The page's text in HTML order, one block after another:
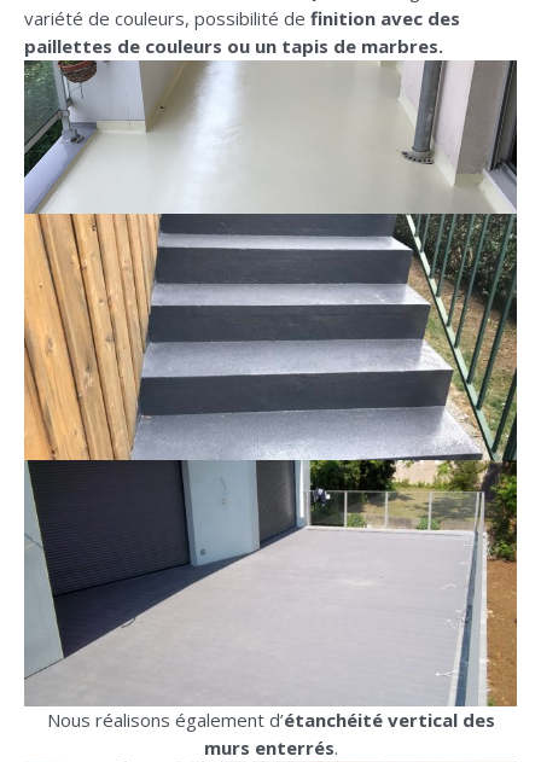
variété de couleurs, possibilité de finition avec des
paillettes de couleurs ou un tapis de marbres.
Nous réalisons également d’étanchéité vertical des
murs enterrés.